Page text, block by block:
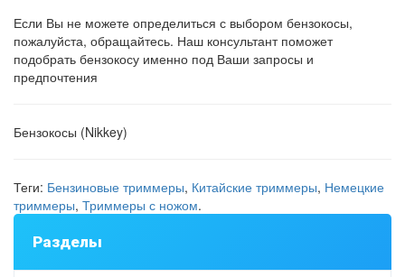
Если Вы не можете определиться с выбором бензокосы,
пожалуйста, обращайтесь. Наш консультант поможет
подобрать бензокосу именно под Ваши запросы и
предпочтения
Бензокосы (Nikkey)
Теги: Бензиновые триммеры, Китайские триммеры, Немецкие
триммеры, Триммеры с ножом.
Разделы